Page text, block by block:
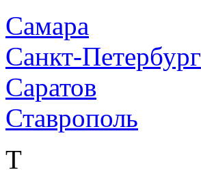
Самара
Санкт-Петербург
Саратов
Ставрополь
Т